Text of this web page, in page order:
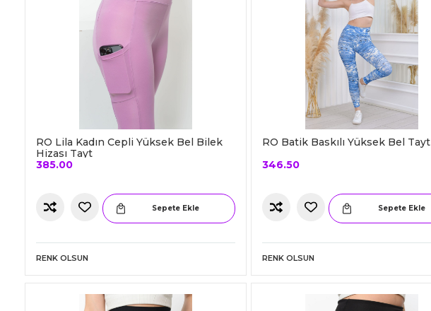
RO Lila Kadın Cepli Yüksek Bel Bilek
Hizası Tayt
385.00
Sepete Ekle
RENK OLSUN
RO Batik Baskılı Yüksek Bel Tayt
346.50
Sepete Ekle
RENK OLSUN